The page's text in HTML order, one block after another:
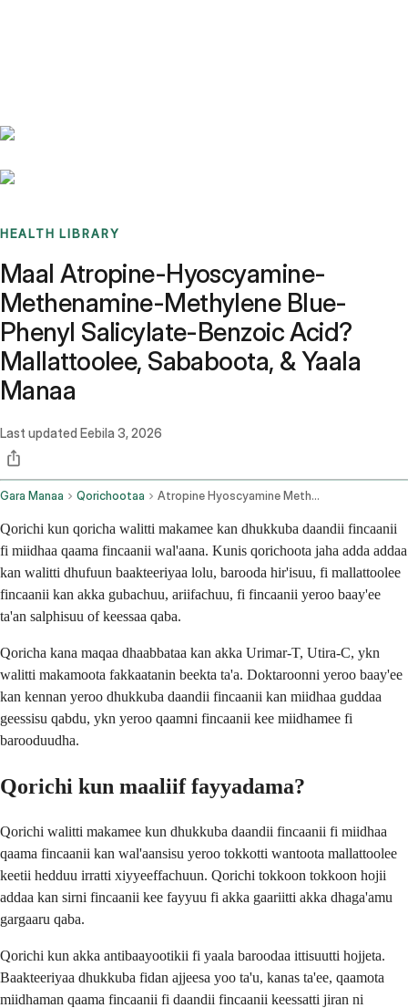
HEALTH LIBRARY
Maal Atropine-Hyoscyamine-
Methenamine-Methylene Blue-
Phenyl Salicylate-Benzoic Acid?
Mallattoolee, Sababoota, & Yaala
Manaa
Last updated Eebila 3, 2026
Gara Manaa Qorichootaa Atropine Hyoscyamine Methenamine Methylene Blue Phenyl Salicylate And Benzoic Acid Oral Route
Qorichi kun qoricha walitti makamee kan dhukkuba daandii fincaanii
fi miidhaa qaama fincaanii wal'aana. Kunis qorichoota jaha adda addaa
kan walitti dhufuun baakteeriyaa lolu, barooda hir'isuu, fi mallattoolee
fincaanii kan akka gubachuu, ariifachuu, fi fincaanii yeroo baay'ee
ta'an salphisuu of keessaa qaba.
Qoricha kana maqaa dhaabbataa kan akka Urimar-T, Utira-C, ykn
walitti makamoota fakkaatanin beekta ta'a. Doktaroonni yeroo baay'ee
kan kennan yeroo dhukkuba daandii fincaanii kan miidhaa guddaa
geessisu qabdu, ykn yeroo qaamni fincaanii kee miidhamee fi
barooduudha.
Qorichi kun maaliif fayyadama?
Qorichi walitti makamee kun dhukkuba daandii fincaanii fi miidhaa
qaama fincaanii kan wal'aansisu yeroo tokkotti wantoota mallattoolee
keetii hedduu irratti xiyyeeffachuun. Qorichi tokkoon tokkoon hojii
addaa kan sirni fincaanii kee fayyuu fi akka gaariitti akka dhaga'amu
gargaaru qaba.
Qorichi kun akka antibaayootikii fi yaala baroodaa ittisuutti hojjeta.
Baakteeriyaa dhukkuba fidan ajjeesa yoo ta'u, kanas ta'ee, qaamota
miidhaman qaama fincaanii fi daandii fincaanii keessatti jiran ni